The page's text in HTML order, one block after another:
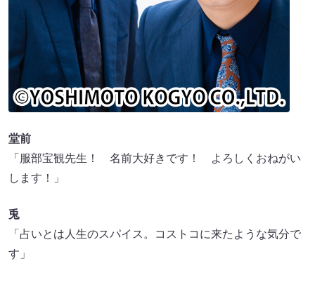
堂前
「服部宝観先生！ 名前大好きです！ よろしくおねがい
します！」
兎
「占いとは人生のスパイス。コストコに来たような気分で
す」